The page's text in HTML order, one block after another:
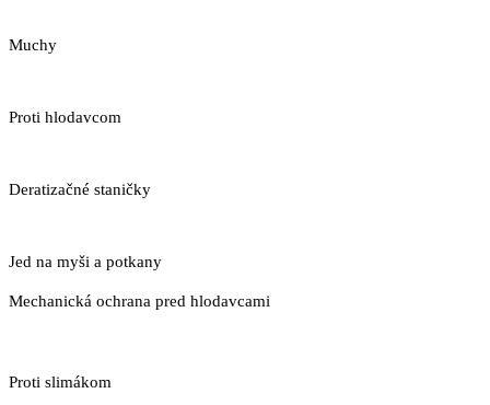
Muchy
Proti hlodavcom
Deratizačné staničky
Jed na myši a potkany
Mechanická ochrana pred hlodavcami
Proti slimákom